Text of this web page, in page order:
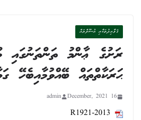
ޤަވާއިދުތަކާއި އުސޫލްތައް
ރަށުގެ ޢާންމު ތަންތަނުގައި
ޙަރަކާތްތައް ބޭއްވުމާއިބެހޭ
16 December, 2021
admin
R1921-2013